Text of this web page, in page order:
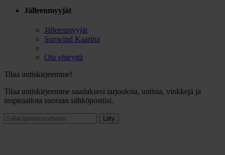
Jälleenmyyjät
Jälleenmyyjät
Sunwind Kaarina
Ota yhteyttä
Tilaa uutiskirjeemme!
Tilaa uutiskirjeemme saadaksesi tarjouksia, uutisia, vinkkejä ja
inspiraatiota suoraan sähköpostiisi.
Liity